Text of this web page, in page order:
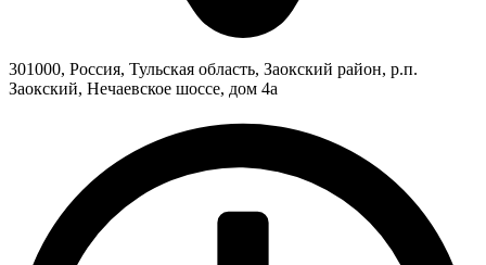
301000, Россия, Тульская область, Заокский район, р.п.
Заокский, Нечаевское шоссе, дом 4а